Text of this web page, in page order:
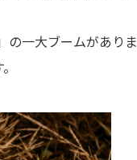
一大ブームがあり